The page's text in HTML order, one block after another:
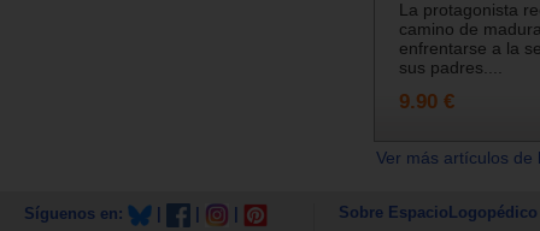
La protagonista
camino de
enfrentarse a la
sus padres....
9.90 €
Ver más artículos
Síguenos en: Sobre EspacioLogopédico